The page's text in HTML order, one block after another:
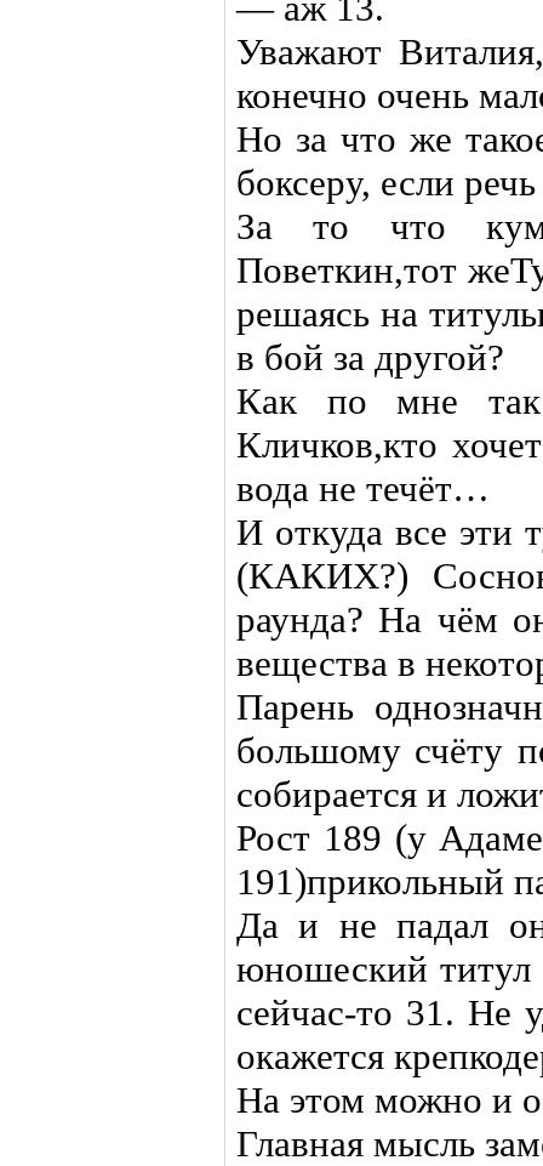
Уважают
конечно очень
Но за что же
боксеру, если
За то что
Поветкин,тот
решаясь на
в бой за другой?
Как по мне
Кличков,кто
вода не течёт…
И откуда все эти
(КАКИХ?)
раунда? На чём
вещества в
Парень
большому счёту
собирается и
Рост 189 (у
191)прикольный
Да и не падал
юношеский титул
сейчас-то 31. Не
окажется
На этом можно и
Главная мысль